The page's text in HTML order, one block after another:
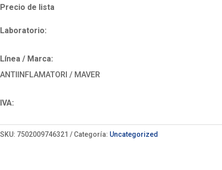
Precio de lista
Laboratorio:
Línea / Marca:
ANTIINFLAMATORI / MAVER
IVA:
SKU: 7502009746321 Categoría: Uncategorized